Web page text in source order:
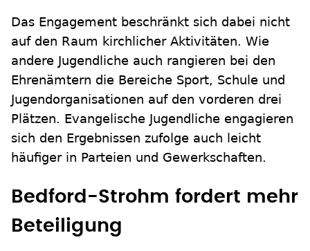
Das Engagement beschränkt sich dabei nicht
auf den Raum kirchlicher Aktivitäten. Wie
andere Jugendliche auch rangieren bei den
Ehrenämtern die Bereiche Sport, Schule und
Jugendorganisationen auf den vorderen drei
Plätzen. Evangelische Jugendliche engagieren
sich den Ergebnissen zufolge auch leicht
häufiger in Parteien und Gewerkschaften.
Bedford-Strohm fordert mehr
Beteiligung